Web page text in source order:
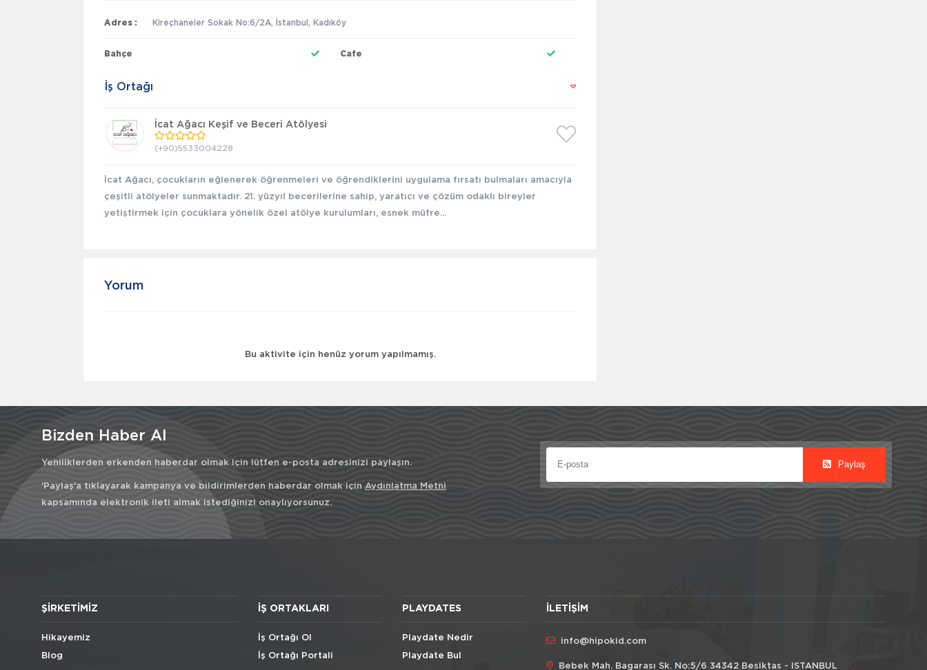
Adres : Kireçhaneler Sokak No:6/2A, İstanbul, Kadıköy
Bahçe Cafe
İş Ortağı
İcat Ağacı Keşif ve Beceri Atölyesi
(+90)5533004228
İcat Ağacı, çocukların eğlenerek öğrenmeleri ve öğrendiklerini uygulama fırsatı bulmaları amacıyla
çeşitli atölyeler sunmaktadır. 21. yüzyıl becerilerine sahip, yaratıcı ve çözüm odaklı bireyler
yetiştirmek için çocuklara yönelik özel atölye kurulumları, esnek müfre...
Yorum
Bu aktivite için henüz yorum yapılmamış.
Bizden Haber Al
Yeniliklerden erkenden haberdar olmak için lütfen e-posta adresinizi paylaşın.
'Paylaş'a tıklayarak kampanya ve bildirimlerden haberdar olmak için Aydınlatma Metni
kapsamında elektronik ileti almak istediğinizi onaylıyorsunuz.
Paylaş
ŞIRKETIMIZ
Hikayemiz
Blog
İŞ ORTAKLARI
İş Ortağı Ol
İş Ortağı Portali
PLAYDATES
Playdate Nedir
Playdate Bul
İLETIŞIM
info@hipokid.com
Bebek Mah. Bagarası Sk. No:5/6 34342 Besiktas - ISTANBUL